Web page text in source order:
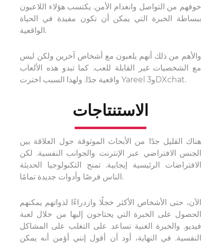
خوفهم من التواصل وانعدام الأمن. يكتسب هؤلاء اللاعبون
ببساطة الخبرة التي يمكن أن تكون مفيدة في الحياة
الواقعية.
والأهم من ذلك أنهم يلعبون مع أشخاص آخرين ولكن ليس
مع الشخصيات غير القابلة للعب. كما تبدو هذه الألعاب
واقعية جدًا. ولهذا السبب اخترت Yareel و3DXchat.
الاستنتاجات
هناك القليل جدًا من الأبحاث الموثوقة حول العلاقة بين
الجنس الافتراضي عبر الإنترنت والجوانب النفسية. لكن
الافتراضات الرئيسية إيجابية. تمنح التكنولوجيا الحديثة
الناس فرصًا وأدوات جديدة تمامًا.
الآن، حتى الأشخاص الأكثر خجلًا وازدراءًا لذواتهم يمكنهم
الحصول على الخبرة التي يحتاجون إليها من خلال لعبة
فيديو. والخبرة الغنية تساعد على التغلب على المشاكل
النفسية. في النهاية، أود أن أقول إنني أؤمن أنه يمكن